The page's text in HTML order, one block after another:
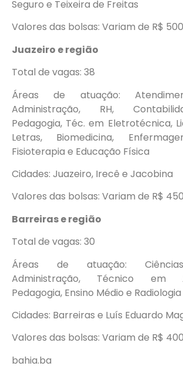
Seguro e Teixeira de Freitas
Valores das bolsas: Variam de R$ 500
Juazeiro e região
Total de vagas: 38
Áreas de atuação:
Administração, RH,
Pedagogia, Téc. em Eletrotécnica,
Letras, Biomedicina,
Fisioterapia e Educação Física
Cidades: Juazeiro, Irecê e Jacobina
Valores das bolsas: Variam de R$ 450
Barreiras e região
Total de vagas: 30
Áreas de atuação:
Administração, Técnico em
Pedagogia, Ensino Médio e Radiologia
Cidades: Barreiras e Luís Eduardo
Valores das bolsas: Variam de R$ 400
bahia.ba